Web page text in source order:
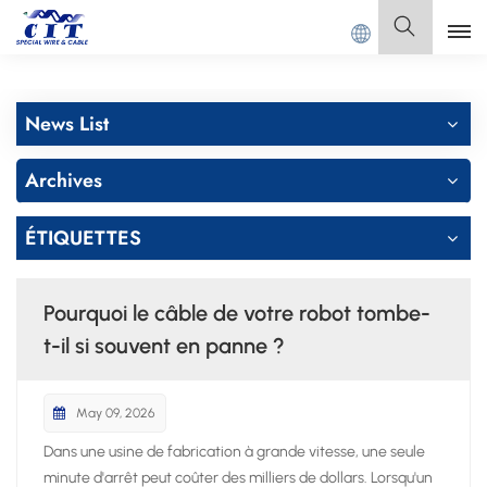
CIT SPECIAL CABLE Co., Ltd. Français
Polski
News List
Archives
ÉTIQUETTES
Pourquoi le câble de votre robot tombe-
t-il si souvent en panne ?
May 09, 2026
Dans une usine de fabrication à grande vitesse, une seule
minute d'arrêt peut coûter des milliers de dollars. Lorsqu'un